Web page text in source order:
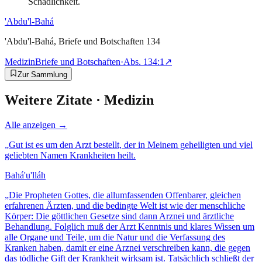
'Abdu'l-Bahá
'Abdu'l-Bahá, Briefe und Botschaften 134
MedizinBriefe und Botschaften·Abs. 134:1 ↗
Zur Sammlung
Weitere Zitate · Medizin
Alle anzeigen →
„Gut ist es um den Arzt bestellt, der in Meinem geheiligten und viel
geliebten Namen Krankheiten heilt.
Bahá'u'lláh
„Die Propheten Gottes, die allumfassenden Offenbarer, gleichen
erfahrenen Ärzten, und die bedingte Welt ist wie der menschliche
Körper: Die göttlichen Gesetze sind dann Arznei und ärztliche
Behandlung. Folglich muß der Arzt Kenntnis und klares Wissen um
alle Organe und Teile, um die Natur und die Verfassung des
Kranken haben, damit er eine Arznei verschreiben kann, die gegen
das tödliche Gift der Krankheit wirksam ist. Tatsächlich schließt der